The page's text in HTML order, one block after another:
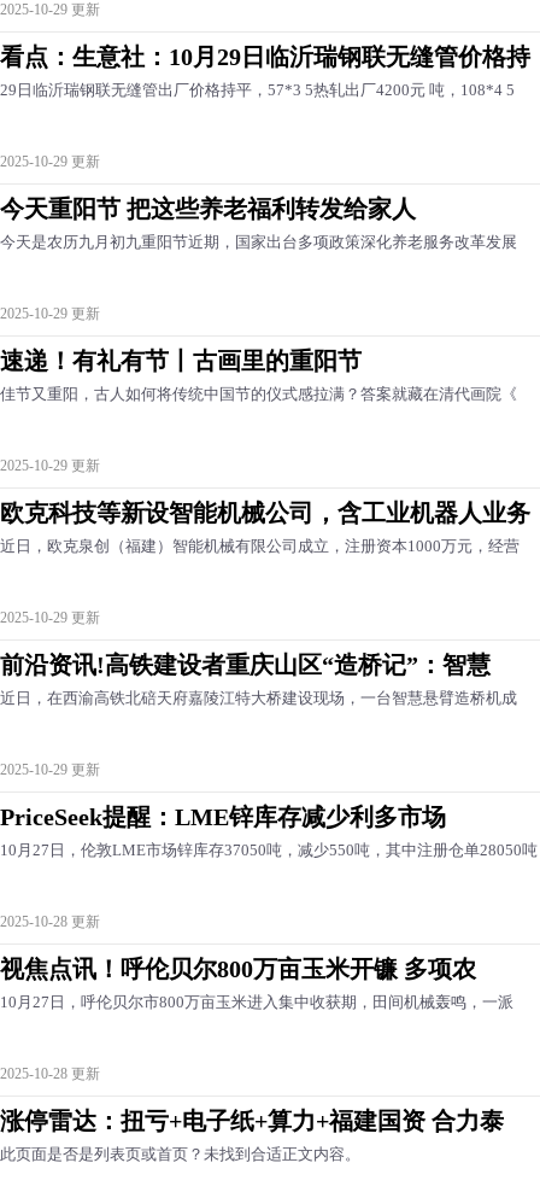
2025-10-29 更新
看点：生意社：10月29日临沂瑞钢联无缝管价格持
29日临沂瑞钢联无缝管出厂价格持平，57*3 5热轧出厂4200元 吨，108*4 5
2025-10-29 更新
今天重阳节 把这些养老福利转发给家人
今天是农历九月初九重阳节近期，国家出台多项政策深化养老服务改革发展
2025-10-29 更新
速递！有礼有节丨古画里的重阳节
佳节又重阳，古人如何将传统中国节的仪式感拉满？答案就藏在清代画院《
2025-10-29 更新
欧克科技等新设智能机械公司，含工业机器人业务
近日，欧克泉创（福建）智能机械有限公司成立，注册资本1000万元，经营
2025-10-29 更新
前沿资讯!高铁建设者重庆山区“造桥记”：智慧
近日，在西渝高铁北碚天府嘉陵江特大桥建设现场，一台智慧悬臂造桥机成
2025-10-29 更新
PriceSeek提醒：LME锌库存减少利多市场
10月27日，伦敦LME市场锌库存37050吨，减少550吨，其中注册仓单28050吨
2025-10-28 更新
视焦点讯！呼伦贝尔800万亩玉米开镰 多项农
10月27日，呼伦贝尔市800万亩玉米进入集中收获期，田间机械轰鸣，一派
2025-10-28 更新
涨停雷达：扭亏+电子纸+算力+福建国资 合力泰
此页面是否是列表页或首页？未找到合适正文内容。